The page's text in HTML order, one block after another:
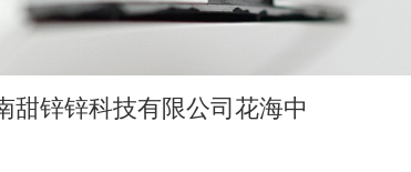
甜锌锌科技有限公司花海中